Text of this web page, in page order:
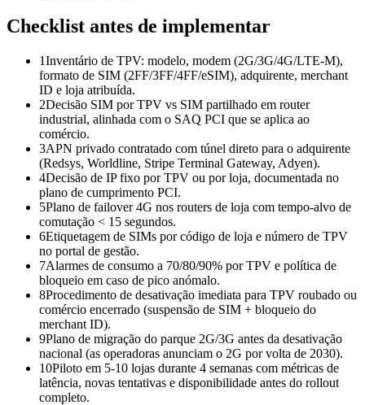
Checklist antes de implementar
1Inventário de TPV: modelo, modem (2G/3G/4G/LTE-M),
formato de SIM (2FF/3FF/4FF/eSIM), adquirente, merchant
ID e loja atribuída.
2Decisão SIM por TPV vs SIM partilhado em router
industrial, alinhada com o SAQ PCI que se aplica ao
comércio.
3APN privado contratado com túnel direto para o adquirente
(Redsys, Worldline, Stripe Terminal Gateway, Adyen).
4Decisão de IP fixo por TPV ou por loja, documentada no
plano de cumprimento PCI.
5Plano de failover 4G nos routers de loja com tempo-alvo de
comutação < 15 segundos.
6Etiquetagem de SIMs por código de loja e número de TPV
no portal de gestão.
7Alarmes de consumo a 70/80/90% por TPV e política de
bloqueio em caso de pico anómalo.
8Procedimento de desativação imediata para TPV roubado ou
comércio encerrado (suspensão de SIM + bloqueio do
merchant ID).
9Plano de migração do parque 2G/3G antes da desativação
nacional (as operadoras anunciam o 2G por volta de 2030).
10Piloto em 5-10 lojas durante 4 semanas com métricas de
latência, novas tentativas e disponibilidade antes do rollout
completo.